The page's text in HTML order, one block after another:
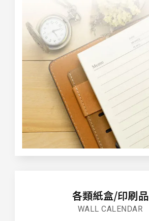
各類紙盒/印刷品
WALL CALENDAR